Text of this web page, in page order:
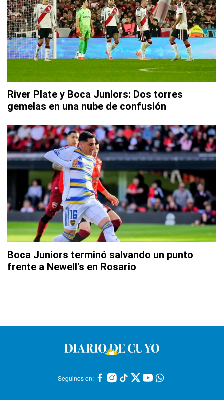
River Plate y Boca Juniors: Dos torres
gemelas en una nube de confusión
Boca Juniors terminó salvando un punto
frente a Newell's en Rosario
Seguinos en: